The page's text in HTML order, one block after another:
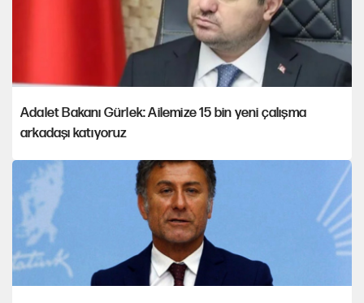
Adalet Bakanı Gürlek: Ailemize 15 bin yeni çalışma
arkadaşı katıyoruz